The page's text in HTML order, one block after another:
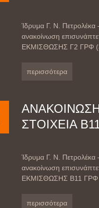
Ίδρυμα Γ. Ν.
ανακοίνωση
ΕΚΜΙΣΘΩΣΗΣ Γ2 ΓΡΦ
περισσότερα
ΣΤΟΙΧΕΙΑ
Ίδρυμα Γ. Ν.
ανακοίνωση
ΕΚΜΙΣΘΩΣΗΣ Β11 ΓΡΦ
περισσότερα